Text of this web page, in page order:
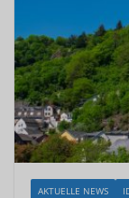
AKTUELLE NEWS